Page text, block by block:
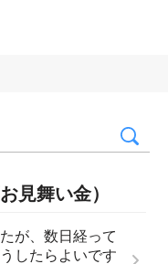
見舞い金）
が、数日経って
したらよいです